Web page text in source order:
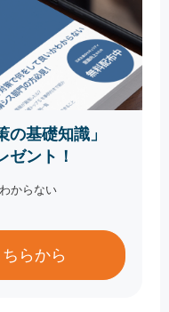
基礎知識」
ゼント！
からない
らから